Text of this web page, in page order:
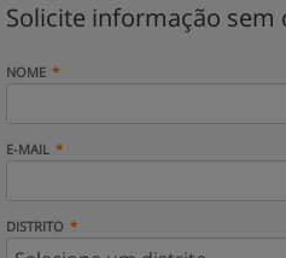
Solicite informação
NOME
E-MAIL
DISTRITO